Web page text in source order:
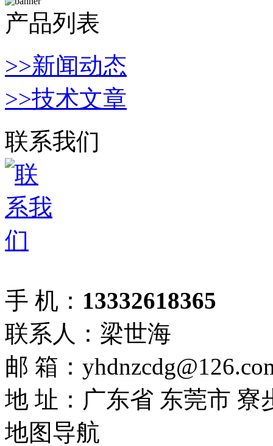
产品列表
>>新闻动态
>>技术文章
联系我们
手 机： 13332618365
联系人：梁世海
邮 箱：
地 址：广东省 东莞市 寮
地图导航